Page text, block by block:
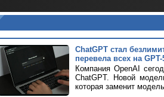
ChatGPT стал
перевела всех на GPT-
Компания OpenAI
ChatGPT. Новой
которая заменит